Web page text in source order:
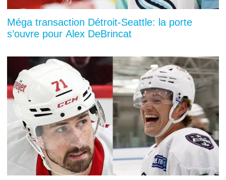
Méga transaction Détroit-Seattle: la porte
s’ouvre pour Alex DeBrincat